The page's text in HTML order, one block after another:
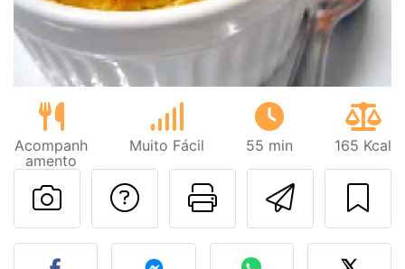
Acompanh
amento
Muito Fácil 55 min 165 Kcal
Imprima
Falar com o autor
Fez esta receita?